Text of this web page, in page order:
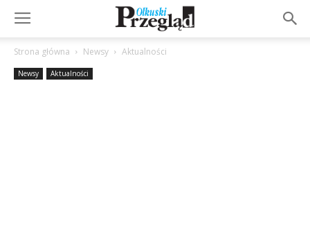
Strona główna Newsy Aktualności
Newsy Aktualności